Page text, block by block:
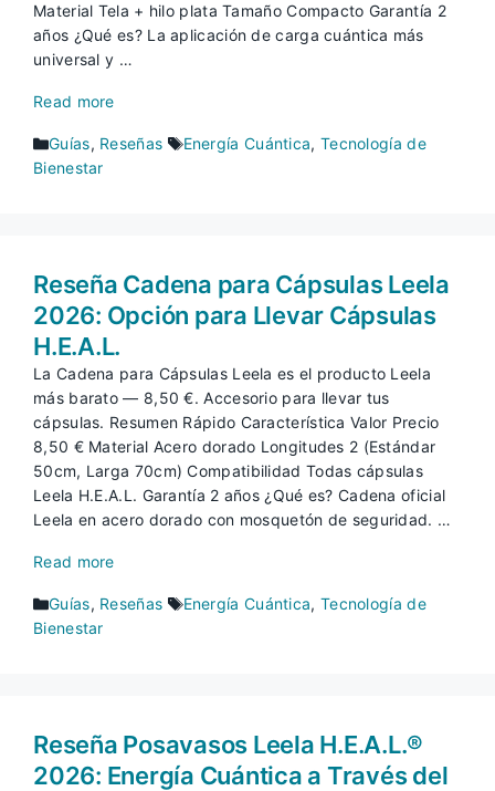
Material Tela + hilo plata Tamaño Compacto Garantía 2
años ¿Qué es? La aplicación de carga cuántica más
universal y …
Read more
Categorías
Guías, Reseñas Etiquetas
Energía Cuántica, Tecnología de
Bienestar
Reseña Cadena para Cápsulas Leela
2026: Opción para Llevar Cápsulas
H.E.A.L.
La Cadena para Cápsulas Leela es el producto Leela
más barato — 8,50 €. Accesorio para llevar tus
cápsulas. Resumen Rápido Característica Valor Precio
8,50 € Material Acero dorado Longitudes 2 (Estándar
50cm, Larga 70cm) Compatibilidad Todas cápsulas
Leela H.E.A.L. Garantía 2 años ¿Qué es? Cadena oficial
Leela en acero dorado con mosquetón de seguridad. …
Read more
Categorías
Guías, Reseñas Etiquetas
Energía Cuántica, Tecnología de
Bienestar
Reseña Posavasos Leela H.E.A.L.®
2026: Energía Cuántica a Través del